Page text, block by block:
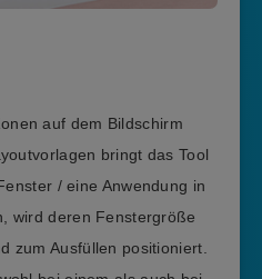
auf dem Bildschirm
bringt das Tool
/ eine Anwendung in
wird deren Fenstergröße
zum Ausfüllen positioniert.